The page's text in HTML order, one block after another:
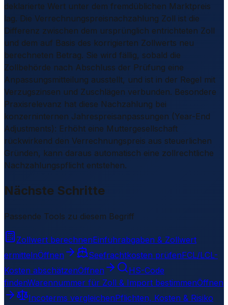
deklarierte Wert unter dem fremdüblichen Marktpreis
lag. Die Verrechnungspreisnachzahlung Zoll ist die
Differenz zwischen dem ursprünglich entrichteten Zoll
und dem auf Basis des korrigierten Zollwerts neu
berechneten Betrag. Sie wird fällig, sobald die
Zollbehörde nach Abschluss der Prüfung eine
Anpassungsmitteilung ausstellt, und ist in der Regel mit
Verzugszinsen und Zuschlägen verbunden. Besondere
Praxisrelevanz hat diese Nachzahlung bei
konzerninternen Jahrespreisanpassungen (Year-End
Adjustments): Erhöht eine Muttergesellschaft
rückwirkend den Verrechnungspreis aus steuerlichen
Gründen, kann daraus automatisch eine zollrechtliche
Nachzahlungspflicht entstehen.
Nächste Schritte
Passende Tools zu diesem Begriff
Zollwert berechnenEinfuhrabgaben & Zollwert
ermittelnÖffnen Seefrachtkosten prüfenFCL/LCL-
Kosten abschätzenÖffnen
HS-Code
findenWarennummer für Zoll & Import bestimmenÖffnen
Incoterms vergleichenPflichten, Kosten & Risiko